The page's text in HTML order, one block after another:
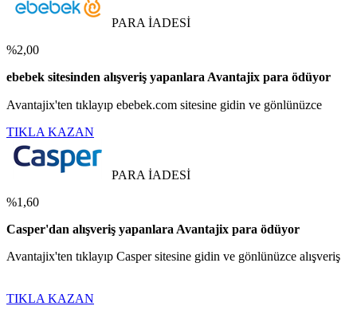
PARA İADESİ
%2,00
ebebek sitesinden alışveriş yapanlara Avantajix para ödüyor
Avantajix'ten tıklayıp ebebek.com sitesine gidin ve gönlünüzce
TIKLA KAZAN
PARA İADESİ
%1,60
Casper'dan alışveriş yapanlara Avantajix para ödüyor
Avantajix'ten tıklayıp Casper sitesine gidin ve gönlünüzce alışveriş
TIKLA KAZAN